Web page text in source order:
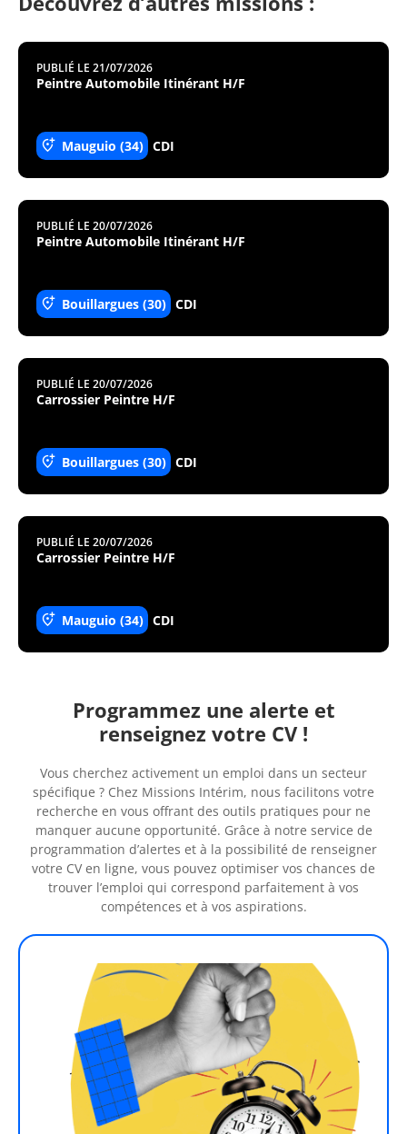
PUBLIÉ LE 21/07/2026
Peintre Automobile Itinérant H/F
Mauguio (34) CDI
PUBLIÉ LE 20/07/2026
Peintre Automobile Itinérant H/F
Bouillargues (30) CDI
PUBLIÉ LE 20/07/2026
Carrossier Peintre H/F
Bouillargues (30) CDI
PUBLIÉ LE 20/07/2026
Carrossier Peintre H/F
Mauguio (34) CDI
Programmez une alerte et
renseignez votre CV !
Vous cherchez activement un emploi dans un secteur
spécifique ? Chez Missions Intérim, nous facilitons votre
recherche en vous offrant des outils pratiques pour ne
manquer aucune opportunité. Grâce à notre service de
programmation d’alertes et à la possibilité de renseigner
votre CV en ligne, vous pouvez optimiser vos chances de
trouver l’emploi qui correspond parfaitement à vos
compétences et à vos aspirations.